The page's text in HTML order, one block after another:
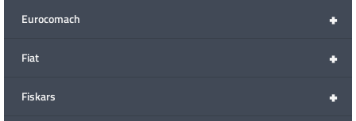
+
Eurocomach
+
Fiat
+
Fiskars